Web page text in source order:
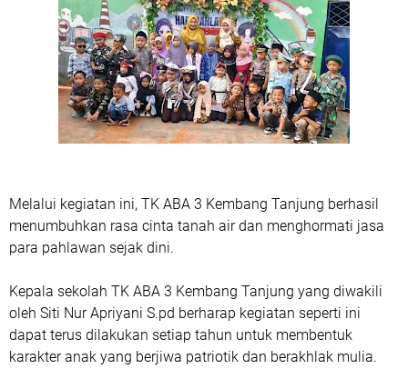
Melalui kegiatan ini, TK ABA 3 Kembang Tanjung berhasil
menumbuhkan rasa cinta tanah air dan menghormati jasa
para pahlawan sejak dini.
Kepala sekolah TK ABA 3 Kembang Tanjung yang diwakili
oleh Siti Nur Apriyani S.pd berharap kegiatan seperti ini
dapat terus dilakukan setiap tahun untuk membentuk
karakter anak yang berjiwa patriotik dan berakhlak mulia.